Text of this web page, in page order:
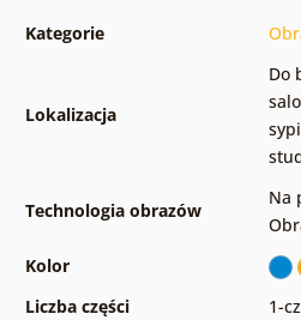
Kategorie
Lokalizacja
Do
Technologia obrazów
Na
Kolor
Liczba części
1-